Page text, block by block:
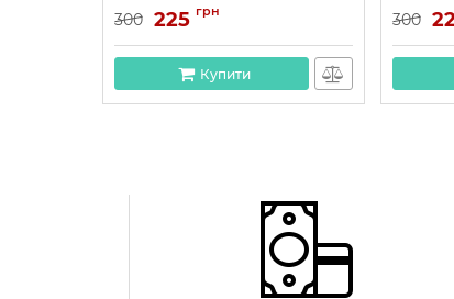
Артикул:AS0998
300 225 грн
Купити
Артикул:
300